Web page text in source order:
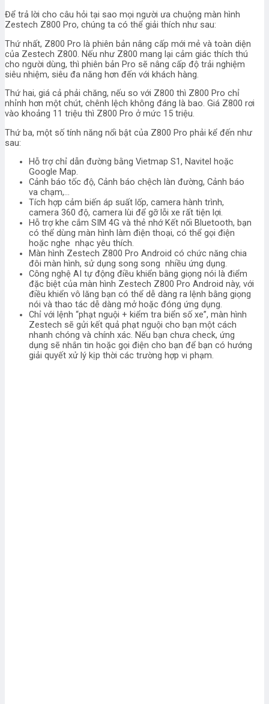
Để trả lời cho câu hỏi tại sao mọi người ưa chuộng màn hình
Zestech Z800 Pro, chúng ta có thể giải thích như sau:
Thứ nhất, Z800 Pro là phiên bản nâng cấp mới mẻ và toàn diện
của Zestech Z800. Nếu như Z800 mang lại cảm giác thích thú
cho người dùng, thì phiên bản Pro sẽ nâng cấp độ trải nghiệm
siêu nhiệm, siêu đa năng hơn đến với khách hàng.
Thứ hai, giá cả phải chăng, nếu so với Z800 thì Z800 Pro chỉ
nhỉnh hơn một chút, chênh lệch không đáng là bao. Giá Z800 rơi
vào khoảng 11 triệu thì Z800 Pro ở mức 15 triệu.
Thứ ba, một số tính năng nổi bật của Z800 Pro phải kể đến như
sau:
Hỗ trợ chỉ dẫn đường bằng Vietmap S1, Navitel hoặc
Google Map.
Cảnh báo tốc độ, Cảnh báo chệch làn đường, Cảnh báo
va chạm,…
Tích hợp cảm biến áp suất lốp, camera hành trình,
camera 360 độ, camera lùi để gỡ lỗi xe rất tiện lợi.
Hỗ trợ khe cắm SIM 4G và thẻ nhớ Kết nối Bluetooth, bạn
có thể dùng màn hình làm điện thoại, có thể gọi điện
hoặc nghe nhạc yêu thích.
Màn hình Zestech Z800 Pro Android có chức năng chia
đôi màn hình, sử dụng song song nhiều ứng dụng.
Công nghệ AI tự động điều khiển bằng giọng nói là điểm
đặc biệt của màn hình Zestech Z800 Pro Android này, với
điều khiển vô lăng bạn có thể dễ dàng ra lệnh bằng giọng
nói và thao tác dễ dàng mở hoặc đóng ứng dụng.
Chỉ với lệnh “phạt nguội + kiểm tra biển số xe”, màn hình
Zestech sẽ gửi kết quả phạt nguội cho bạn một cách
nhanh chóng và chính xác. Nếu bạn chưa check, ứng
dụng sẽ nhắn tin hoặc gọi điện cho bạn để bạn có hướng
giải quyết xử lý kịp thời các trường hợp vi phạm.